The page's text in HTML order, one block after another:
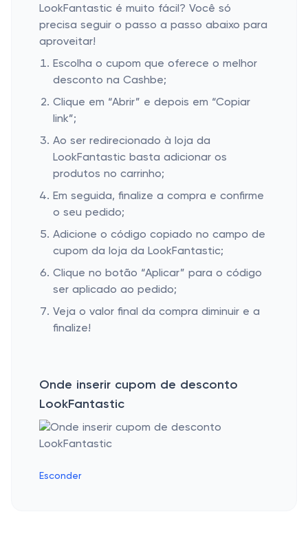
LookFantastic é muito fácil? Você só
precisa seguir o passo a passo abaixo para
aproveitar!
Escolha o cupom que oferece o melhor
desconto na Cashbe;
Clique em “Abrir” e depois em “Copiar
link”;
Ao ser redirecionado à loja da
LookFantastic basta adicionar os
produtos no carrinho;
Em seguida, finalize a compra e confirme
o seu pedido;
Adicione o código copiado no campo de
cupom da loja da LookFantastic;
Clique no botão “Aplicar” para o código
ser aplicado ao pedido;
Veja o valor final da compra diminuir e a
finalize!
Onde inserir cupom de desconto
LookFantastic
Esconder